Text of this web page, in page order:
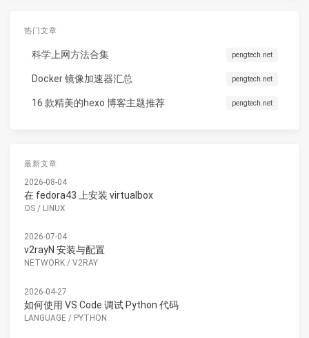
热门文章
科学上网方法合集 pengtech.net
Docker 镜像加速器汇总 pengtech.net
16 款精美的hexo 博客主题推荐 pengtech.net
最新文章
2026-08-04
在 fedora43 上安装 virtualbox
OS / LINUX
2026-07-04
v2rayN 安装与配置
NETWORK / V2RAY
2026-04-27
如何使用 VS Code 调试 Python 代码
LANGUAGE / PYTHON